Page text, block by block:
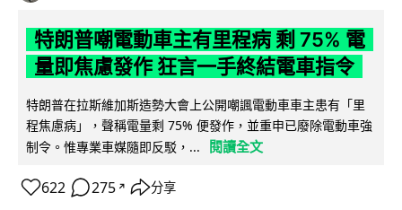
特朗普嘲電動車主有里程病 剩 75% 電
量即焦慮發作 狂言一手終結電車指令
特朗普在拉斯維加斯造勢大會上公開嘲諷電動車車主患有「里
程焦慮病」，聲稱電量剩 75% 便發作，並重申已廢除電動車強
制令。惟專業車媒隨即反駁，...
閱讀全文
622 275 ↗ 分享